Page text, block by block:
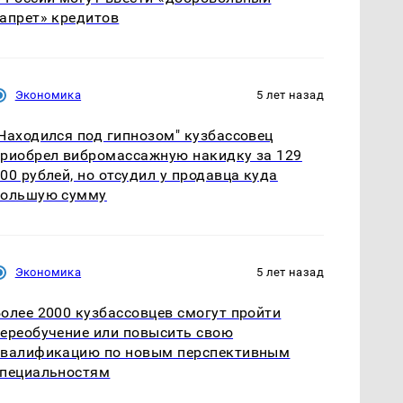
кредитов
Экономика 5 лет назад
под гипнозом" кузбассовец
вибромассажную накидку за 129
рублей, но отсудил у продавца куда
сумму
Экономика 5 лет назад
2000 кузбассовцев смогут пройти
или повысить свою
по новым перспективным